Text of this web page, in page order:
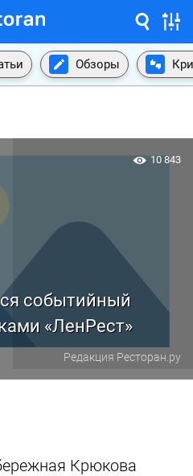
Обзоры
событийный
«ЛенРест»
Редакция Ресторан.ру
10 843
Крюкова